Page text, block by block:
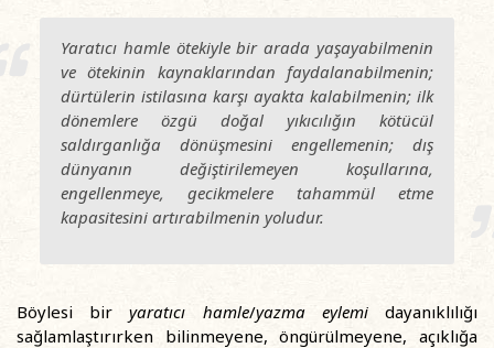
Yaratıcı hamle ötekiyle bir arada yaşayabilmenin
ve ötekinin kaynaklarından faydalanabilmenin;
dürtülerin istilasına karşı ayakta kalabilmenin; ilk
dönemlere özgü doğal yıkıcılığın kötücül
saldırganlığa dönüşmesini engellemenin; dış
dünyanın değiştirilemeyen koşullarına,
engellenmeye, gecikmelere tahammül etme
kapasitesini artırabilmenin yoludur.
Böylesi biryaratıcı hamle/yazma eylemidayanıklılığı
sağlamlaştırırken bilinmeyene, öngürülmeyene, açıklığa